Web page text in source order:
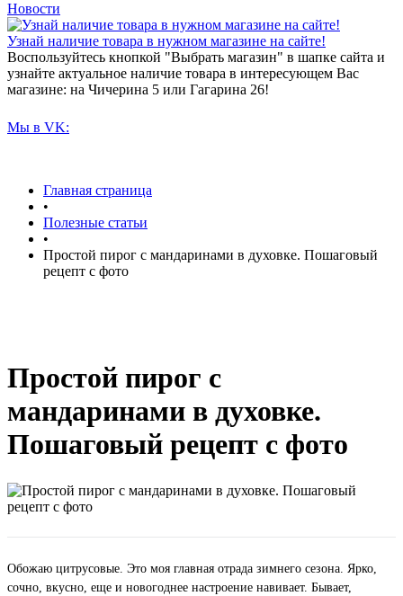
Новости
Узнай наличие товара в нужном магазине на сайте!
Воспользуйтесь кнопкой "Выбрать магазин" в шапке сайта и
узнайте актуальное наличие товара в интересующем Вас
магазине: на Чичерина 5 или Гагарина 26!
Мы в VK:
Главная страница
•
Полезные статьи
•
Простой пирог с мандаринами в духовке. Пошаговый
рецепт с фото
Простой пирог с
мандаринами в духовке.
Пошаговый рецепт с фото
Обожаю цитрусовые. Это моя главная отрада зимнего сезона. Ярко,
сочно, вкусно, еще и новогоднее настроение навивает. Бывает,